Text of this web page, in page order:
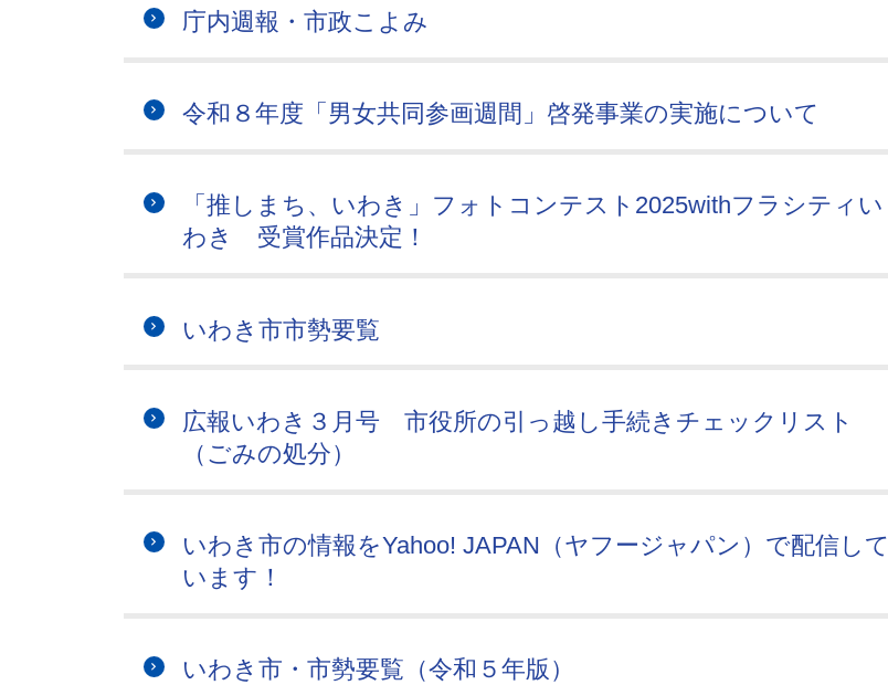
庁内週報・市政こよみ
令和８年度「男女共同参画週間」啓発事業の実施について
「推しまち、いわき」フォトコンテスト2025withフラシティい
わき 受賞作品決定！
いわき市市勢要覧
広報いわき３月号 市役所の引っ越し手続きチェックリスト
（ごみの処分）
いわき市の情報をYahoo! JAPAN（ヤフージャパン）で配信して
います！
いわき市・市勢要覧（令和５年版）